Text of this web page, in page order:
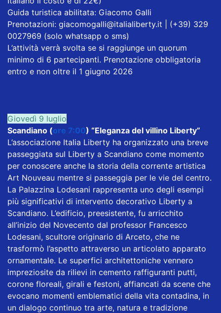
Guida turistica abilitata: Giacomo Galli
Prenotazioni: giacomogalli@italialiberty.it | (+39) 329
0027969 (solo whatsapp o sms)
L’attività verrà svolta se si raggiunge un quorum
minimo di 6 partecipanti. Prenotazione obbligatoria
entro e non oltre il 1 giugno 2026
Giovedì 9 luglio
Scandiano (ore 7:00) “Eleganza del villino Liberty”
L’associazione Italia Liberty ha organizzato una breve
passeggiata sul Liberty a Scandiano come momento
per conoscere anche la storia della corrente artistica
Art Nouveau mentre si passeggia per le vie del centro.
La Palazzina Lodesani rappresenta uno degli esempi
più significativi di intervento decorativo Liberty a
Scandiano. L’edificio, preesistente, fu arricchito
all’inizio del Novecento dal professor Francesco
Lodesani, scultore originario di Arceto, che ne
trasformò l’aspetto attraverso un articolato apparato
ornamentale. Le superfici architettoniche vennero
impreziosite da rilievi in cemento raffiguranti putti,
corone floreali, girali e festoni, affiancati da scene che
evocano momenti emblematici della vita contadina, in
un dialogo continuo tra arte, natura e tradizione